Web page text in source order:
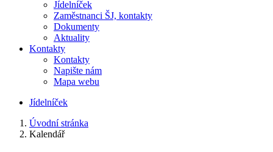
Jídelníček
Zaměstnanci ŠJ, kontakty
Dokumenty
Aktuality
Kontakty
Kontakty
Napište nám
Mapa webu
Jídelníček
Úvodní stránka
Kalendář